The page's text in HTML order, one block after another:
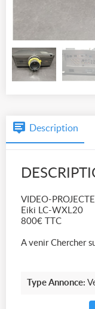
Description
VIDEO-
Eiki LC-WXL20
800€ TTC
A venir Chercher
Type Annonce: